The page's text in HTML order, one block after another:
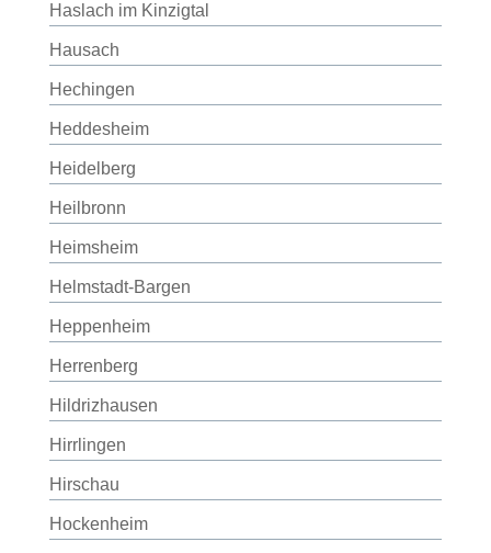
Haslach im Kinzigtal
Hausach
Hechingen
Heddesheim
Heidelberg
Heilbronn
Heimsheim
Helmstadt-Bargen
Heppenheim
Herrenberg
Hildrizhausen
Hirrlingen
Hirschau
Hockenheim